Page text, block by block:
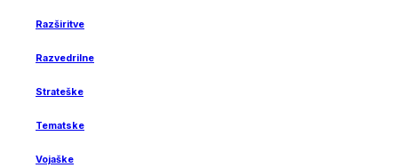
Razširitve
Razvedrilne
Strateške
Tematske
Vojaške